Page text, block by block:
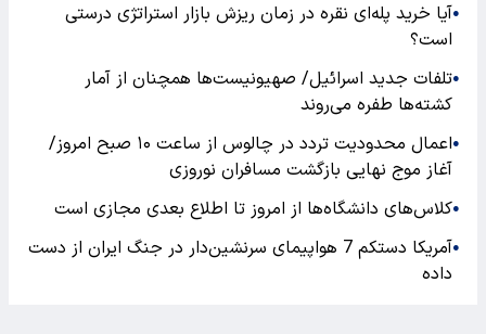
●آیا خرید پله‌ای نقره در زمان ریزش بازار استراتژی درستی
است؟
●تلفات جدید اسرائیل/ صهیونیست‌ها همچنان از آمار
کشته‌ها طفره می‌روند
●
اعمال محدودیت تردد در چالوس از ساعت ۱۰ صبح امروز/
آغاز موج نهایی بازگشت مسافران نوروزی
●کلاس‌های دانشگاه‌ها از امروز تا اطلاع بعدی مجازی است
●
آمریکا دستکم 7 هواپیمای سرنشین‌دار در جنگ ایران از دست
داده